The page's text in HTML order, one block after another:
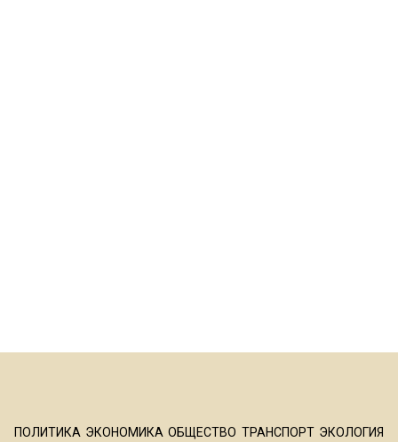
ПОЛИТИКА ЭКОНОМИКА ОБЩЕСТВО ТРАНСПОРТ ЭКОЛОГИЯ